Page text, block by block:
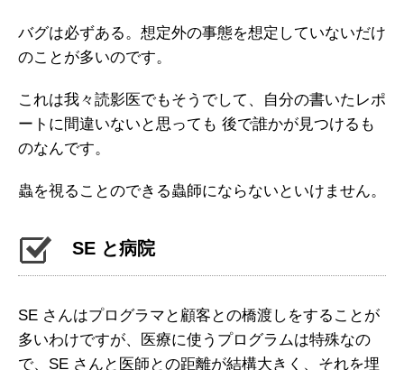
バグは必ずある。想定外の事態を想定していないだけ
のことが多いのです。
これは我々読影医でもそうでして、自分の書いたレポ
ートに間違いないと思っても 後で誰かが見つけるも
のなんです。
蟲を視ることのできる蟲師にならないといけません。
SE と病院
SE さんはプログラマと顧客との橋渡しをすることが
多いわけですが、医療に使うプログラムは特殊なの
で、SE さんと医師との距離が結構大きく、それを埋